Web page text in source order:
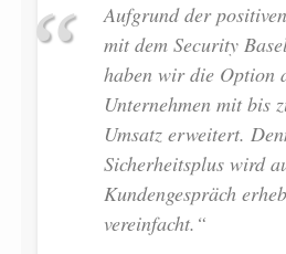
Aufgrund der
mit dem Security
haben wir die Option
Unternehmen mit bis
Umsatz erweitert.
Sicherheitsplus wird
Kundengespräch
vereinfacht.“